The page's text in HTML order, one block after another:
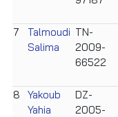
7
Talmoudi
Salima
TN-
2009-
66522
8
Yakoub
Yahia
DZ-
2005-